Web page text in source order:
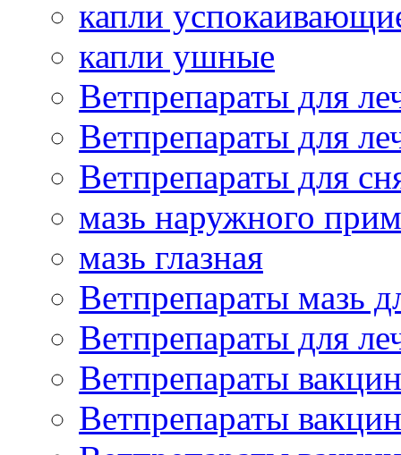
капли
капли ушные
Ветпрепараты для
Ветпрепараты для
Ветпрепараты для
мазь наружного
мазь глазная
Ветпрепараты мазь
Ветпрепараты для
Ветпрепараты
Ветпрепараты